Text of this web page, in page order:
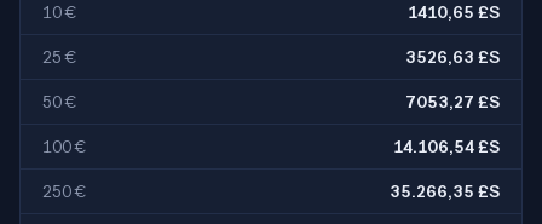
10 € 1410,65 £S
25 € 3526,63 £S
50 € 7053,27 £S
100 € 14.106,54 £S
250 € 35.266,35 £S